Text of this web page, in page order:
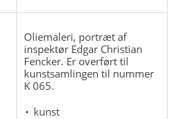
Oliemaleri, portræt af
inspektør Edgar Christian
Fencker. Er overført til
kunstsamlingen til nummer
K 065.
kunst